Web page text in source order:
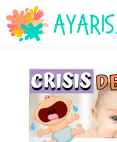
Saltar
al
contenido